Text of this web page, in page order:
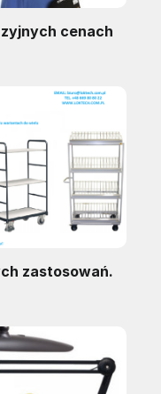
cenach
zastosowań.